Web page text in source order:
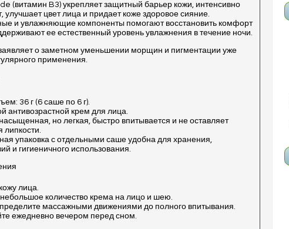
(витамин B3) укрепляет защитный барьер кожи, интенсивно
улучшает цвет лица и придает коже здоровое сияние.
и увлажняющие компоненты помогают восстановить комфорт
ее естественный уровень увлажнения в течение ночи.
заявляет о заметном уменьшении морщин и пигментации уже
применения.
36 г (6 саше по 6 г).
антивозрастной крем для лица.
насыщенная, но легкая, быстро впитывается и не оставляет
упаковка с отдельными саше удобна для хранения,
и гигиеничного использования.
лица.
количество крема на лицо и шею.
массажными движениями до полного впитывания.
ежедневно вечером перед сном.